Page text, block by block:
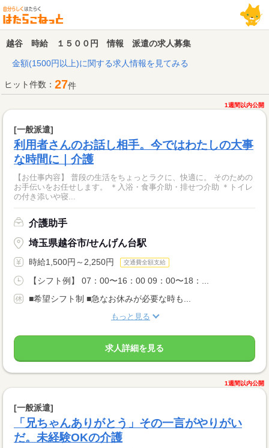
越谷 時給 １５００円 情報 派遣の求人募集
金額(1500円以上)に関する求人情報を見てみる
ヒット件数： 27件
1週間以内公開
[一般派遣]
利用者さんのお話し相手。今ではわたしの大事
な時間に｜介護
【お仕事内容】 普段の生活をちょっとラクに、快適に。 そのための
お手伝いをお任せします。 ＊入浴・食事介助・排せつ介助 ＊トイレ
の付き添いや寝...
介護助手
埼玉県越谷市/せんげん台駅
時給1,500円～2,250円 交通費全額支給
【シフト例】 07：00〜16：00 09：00〜18：...
■希望シフト制 ■急なお休みが必要な時も...
もっと見る
求人詳細を見る
1週間以内公開
[一般派遣]
「兄ちゃんありがとう」その一言がやりがい
だ。未経験OKの介護